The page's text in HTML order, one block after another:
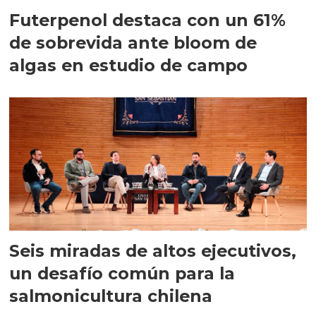
Futerpenol destaca con un 61%
de sobrevida ante bloom de
algas en estudio de campo
Seis miradas de altos ejecutivos,
un desafío común para la
salmonicultura chilena